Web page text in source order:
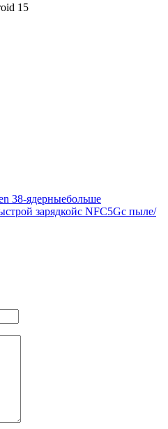
15
38-ядерныебольше
зарядкойс NFC5Gс пыле/